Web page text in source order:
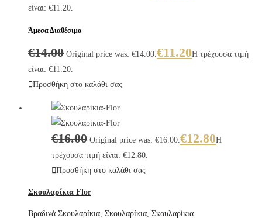
είναι: €11.20.
Άμεσα Διαθέσιμο
€14.00 Original price was: €14.00.€11.20Η τρέχουσα τιμή
είναι: €11.20.
Προσθήκη στο καλάθι σας
€16.00 Original price was: €16.00.€12.80Η
τρέχουσα τιμή είναι: €12.80.
Προσθήκη στο καλάθι σας
Σκουλαρίκια Flor
Βραδινά Σκουλαρίκια, Σκουλαρίκια, Σκουλαρίκια